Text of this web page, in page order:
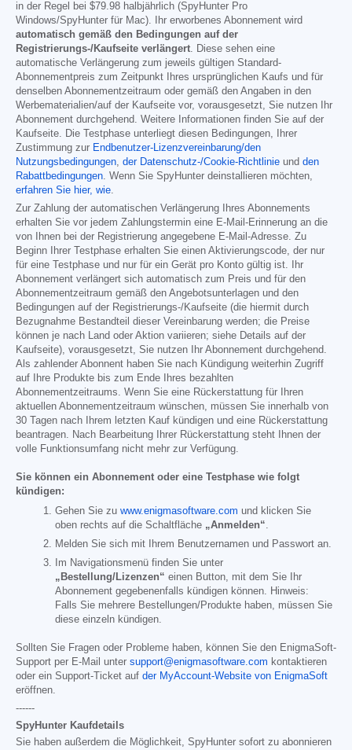
in der Regel bei $79.98 halbjährlich (SpyHunter Pro
Windows/SpyHunter für Mac). Ihr erworbenes Abonnement wird
automatisch gemäß den Bedingungen auf der
Registrierungs-/Kaufseite verlängert. Diese sehen eine
automatische Verlängerung zum jeweils gültigen Standard-
Abonnementpreis zum Zeitpunkt Ihres ursprünglichen Kaufs und für
denselben Abonnementzeitraum oder gemäß den Angaben in den
Werbematerialien/auf der Kaufseite vor, vorausgesetzt, Sie nutzen Ihr
Abonnement durchgehend. Weitere Informationen finden Sie auf der
Kaufseite. Die Testphase unterliegt diesen Bedingungen, Ihrer
Zustimmung zur Endbenutzer-Lizenzvereinbarung/den
Nutzungsbedingungen, der Datenschutz-/Cookie-Richtlinie und den
Rabattbedingungen. Wenn Sie SpyHunter deinstallieren möchten,
erfahren Sie hier, wie.
Zur Zahlung der automatischen Verlängerung Ihres Abonnements
erhalten Sie vor jedem Zahlungstermin eine E-Mail-Erinnerung an die
von Ihnen bei der Registrierung angegebene E-Mail-Adresse. Zu
Beginn Ihrer Testphase erhalten Sie einen Aktivierungscode, der nur
für eine Testphase und nur für ein Gerät pro Konto gültig ist. Ihr
Abonnement verlängert sich automatisch zum Preis und für den
Abonnementzeitraum gemäß den Angebotsunterlagen und den
Bedingungen auf der Registrierungs-/Kaufseite (die hiermit durch
Bezugnahme Bestandteil dieser Vereinbarung werden; die Preise
können je nach Land oder Aktion variieren; siehe Details auf der
Kaufseite), vorausgesetzt, Sie nutzen Ihr Abonnement durchgehend.
Als zahlender Abonnent haben Sie nach Kündigung weiterhin Zugriff
auf Ihre Produkte bis zum Ende Ihres bezahlten
Abonnementzeitraums. Wenn Sie eine Rückerstattung für Ihren
aktuellen Abonnementzeitraum wünschen, müssen Sie innerhalb von
30 Tagen nach Ihrem letzten Kauf kündigen und eine Rückerstattung
beantragen. Nach Bearbeitung Ihrer Rückerstattung steht Ihnen der
volle Funktionsumfang nicht mehr zur Verfügung.
Sie können ein Abonnement oder eine Testphase wie folgt
kündigen:
Gehen Sie zu www.enigmasoftware.com und klicken Sie
oben rechts auf die Schaltfläche „Anmelden“
Melden Sie sich mit Ihrem Benutzernamen und Passwort an.
Im Navigationsmenü finden Sie unter
„Bestellung/Lizenzen“ einen Button, mit dem Sie Ihr
Abonnement gegebenenfalls kündigen können. Hinweis:
Falls Sie mehrere Bestellungen/Produkte haben, müssen Sie
diese einzeln kündigen.
Sollten Sie Fragen oder Probleme haben, können Sie den EnigmaSoft-
Support per E-Mail unter support@enigmasoftware.com kontaktieren
oder ein Support-Ticket auf der MyAccount-Website von EnigmaSoft
eröffnen.
------
SpyHunter Kaufdetails
Sie haben außerdem die Möglichkeit, SpyHunter sofort zu abonnieren